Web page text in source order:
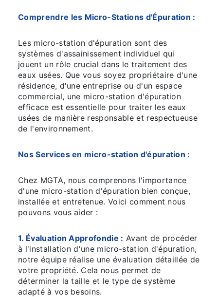
Comprendre les Micro-Stations d'Épuration :
Les micro-station d'épuration sont des
systèmes d'assainissement individuel qui
jouent un rôle crucial dans le traitement des
eaux usées. Que vous soyez propriétaire d'une
résidence, d'une entreprise ou d'un espace
commercial, une micro-station d'épuration
efficace est essentielle pour traiter les eaux
usées de manière responsable et respectueuse
de l'environnement.
Nos Services en micro-station d'épuration :
Chez MGTA, nous comprenons l'importance
d'une micro-station d'épuration bien conçue,
installée et entretenue. Voici comment nous
pouvons vous aider :
1. Évaluation Approfondie : Avant de procéder
à l'installation d'une micro-station d'épuration,
notre équipe réalise une évaluation détaillée de
votre propriété. Cela nous permet de
déterminer la taille et le type de système
adapté à vos besoins.